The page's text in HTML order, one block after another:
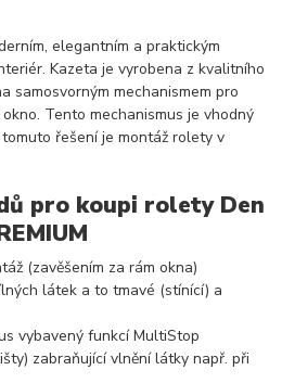
elegantním a praktickým
Kazeta je vyrobena z kvalitního
samosvorným mechanismem pro
Tento mechanismus je vhodný
řešení je montáž rolety v
pro koupi rolety Den
(zavěšením za rám okna)
látek a to tmavé (stínící) a
vybavený funkcí MultiStop
zabraňující vlnění látky např. při